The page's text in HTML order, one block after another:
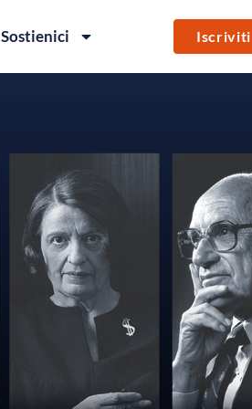
Sostienici Iscriviti